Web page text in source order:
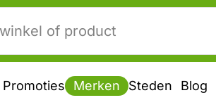
Promoties Merken Steden Blog